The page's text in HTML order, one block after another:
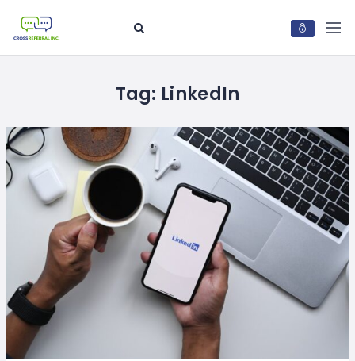
Tag: LinkedIn